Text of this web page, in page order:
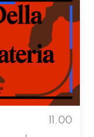
11.00